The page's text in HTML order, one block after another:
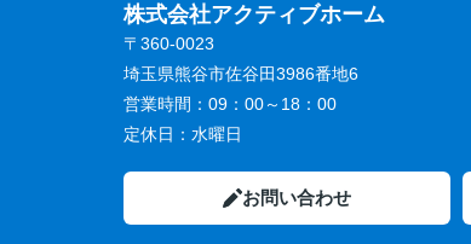
株式会社アクティブホーム
〒360-0023
埼玉県熊谷市佐谷田3986番地6
営業時間： 09：00～18：00
定休日： 水曜日
お問い合わせ